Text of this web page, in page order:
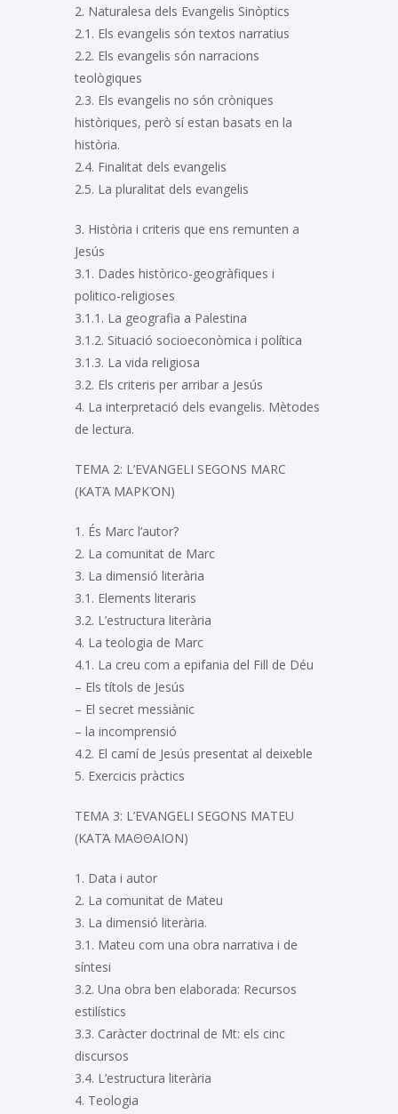
2. Naturalesa dels Evangelis Sinòptics
2.1. Els evangelis són textos narratius
2.2. Els evangelis són narracions
teològiques
2.3. Els evangelis no són cròniques
històriques, però sí estan basats en la
història.
2.4. Finalitat dels evangelis
2.5. La pluralitat dels evangelis
3. Història i criteris que ens remunten a
Jesús
3.1. Dades històrico-geogràfiques i
politico-religioses
3.1.1. La geografia a Palestina
3.1.2. Situació socioeconòmica i política
3.1.3. La vida religiosa
3.2. Els criteris per arribar a Jesús
4. La interpretació dels evangelis. Mètodes
de lectura.
TEMA 2: L’EVANGELI SEGONS MARC
(ΚΑΤᾺ ΜΑΡΚῸΝ)
1. És Marc l’autor?
2. La comunitat de Marc
3. La dimensió literària
3.1. Elements literaris
3.2. L’estructura literària
4. La teologia de Marc
4.1. La creu com a epifania del Fill de Déu
– Els títols de Jesús
– El secret messiànic
– la incomprensió
4.2. El camí de Jesús presentat al deixeble
5. Exercicis pràctics
TEMA 3: L’EVANGELI SEGONS MATEU
(ΚΑΤᾺ ΜΑΘΘΑΙΟΝ)
1. Data i autor
2. La comunitat de Mateu
3. La dimensió literària.
3.1. Mateu com una obra narrativa i de
síntesi
3.2. Una obra ben elaborada: Recursos
estilístics
3.3. Caràcter doctrinal de Mt: els cinc
discursos
3.4. L’estructura literària
4. Teologia